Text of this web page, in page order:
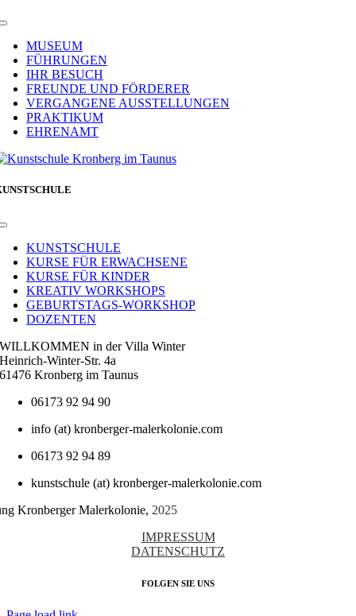
Toggle
NavigationMUSEUM
FÜHRUNGEN
IHR BESUCH
FREUNDE UND FÖRDERER
VERGANGENE AUSSTELLUNGEN
PRAKTIKUM
EHRENAMT
Toggle
NavigationKUNSTSCHULE
KURSE FÜR ERWACHSENE
KURSE FÜR KINDER
KREATIV WORKSHOPS
GEBURTSTAGS-WORKSHOP
DOZENTEN
WILLKOMMEN in der Villa Winter
Heinrich-Winter-Str. 4a
61476 Kronberg im Taunus
06173 92 94 90
info (at) kronberger-malerkolonie.com
06173 92 94 89
kunstschule (at) kronberger-malerkolonie.com
Kronberger Malerkolonie, 2025
IMPRESSUM
DATENSCHUTZ
FOLGEN SIE UNS